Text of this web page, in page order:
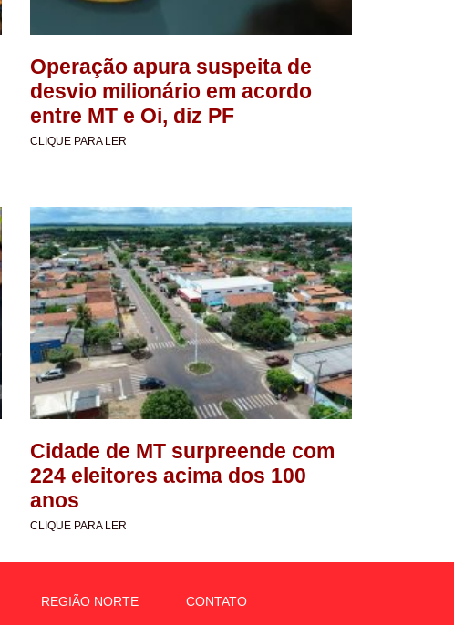
Operação apura suspeita de
desvio milionário em acordo
entre MT e Oi, diz PF
CLIQUE PARA LER
Cidade de MT surpreende com
224 eleitores acima dos 100
anos
CLIQUE PARA LER
REGIÃO NORTE CONTATO